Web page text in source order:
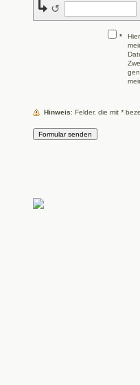
↺
*
Hinweis : Felder, die mit *